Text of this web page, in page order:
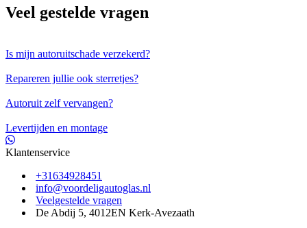
Veel gestelde vragen
Is mijn autoruitschade verzekerd?
Repareren jullie ook sterretjes?
Autoruit zelf vervangen?
Levertijden en montage
Klantenservice
+31634928451
info@voordeligautoglas.nl
Veelgestelde vragen
De Abdij 5, 4012EN Kerk-Avezaath